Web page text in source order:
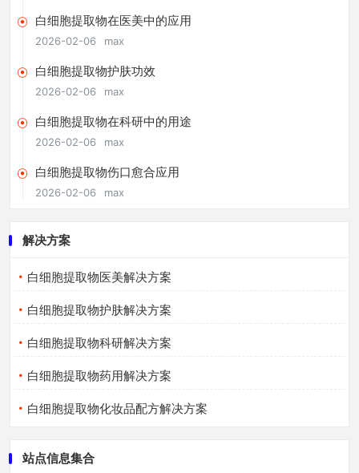
白细胞提取物在医美中的应用
2026-02-06 max
白细胞提取物护肤功效
2026-02-06 max
白细胞提取物在科研中的用途
2026-02-06 max
白细胞提取物伤口愈合应用
2026-02-06 max
解决方案
白细胞提取物医美解决方案
白细胞提取物护肤解决方案
白细胞提取物科研解决方案
白细胞提取物药用解决方案
白细胞提取物化妆品配方解决方案
站点信息集合